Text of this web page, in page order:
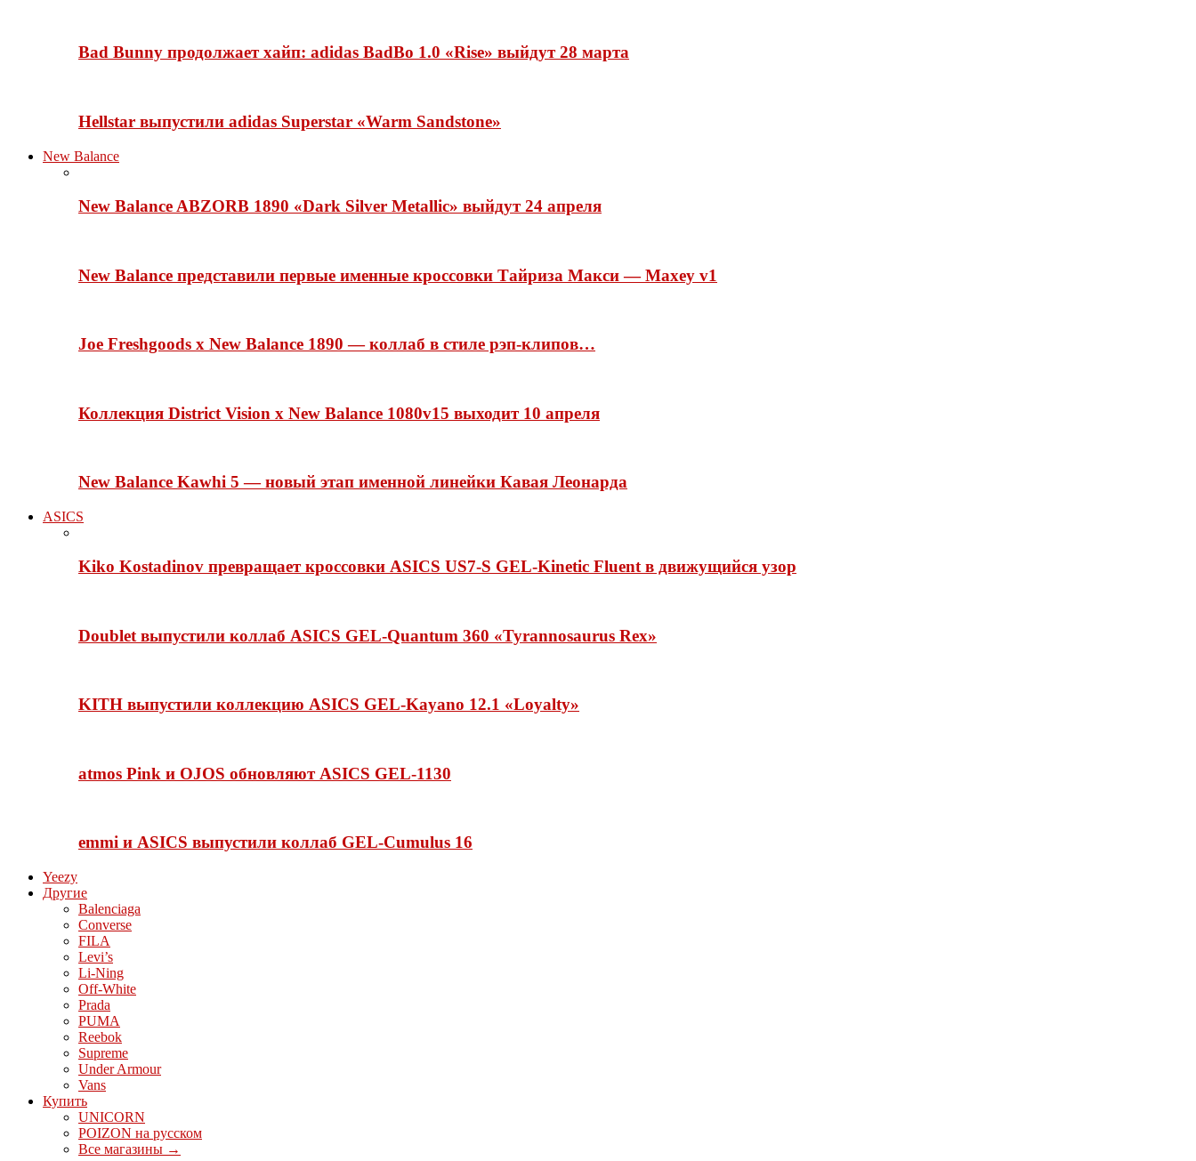
Bad Bunny продолжает хайп: adidas BadBo 1.0 «Rise» выйдут 28 марта
Hellstar выпустили adidas Superstar «Warm Sandstone»
New Balance
New Balance ABZORB 1890 «Dark Silver Metallic» выйдут 24 апреля
New Balance представили первые именные кроссовки Тайриза Макси — Maxey v1
Joe Freshgoods x New Balance 1890 — коллаб в стиле рэп-клипов…
Коллекция District Vision x New Balance 1080v15 выходит 10 апреля
New Balance Kawhi 5 — новый этап именной линейки Кавая Леонарда
ASICS
Kiko Kostadinov превращает кроссовки ASICS US7-S GEL-Kinetic Fluent в движущийся узор
Doublet выпустили коллаб ASICS GEL-Quantum 360 «Tyrannosaurus Rex»
KITH выпустили коллекцию ASICS GEL-Kayano 12.1 «Loyalty»
atmos Pink и OJOS обновляют ASICS GEL-1130
emmi и ASICS выпустили коллаб GEL-Cumulus 16
Yeezy
Другие
Balenciaga
Converse
FILA
Levi’s
Li-Ning
Off-White
Prada
PUMA
Reebok
Supreme
Under Armour
Vans
Купить
UNICORN
POIZON на русском
Все магазины →